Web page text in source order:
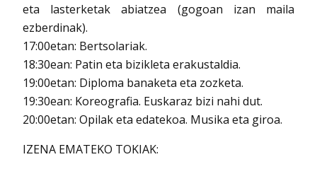
eta lasterketak abiatzea (gogoan izan maila
ezberdinak).
17:00etan: Bertsolariak.
18:30ean: Patin eta bizikleta erakustaldia.
19:00etan: Diploma banaketa eta zozketa.
19:30ean: Koreografia. Euskaraz bizi nahi dut.
20:00etan: Opilak eta edatekoa. Musika eta giroa.
IZENA EMATEKO TOKIAK: